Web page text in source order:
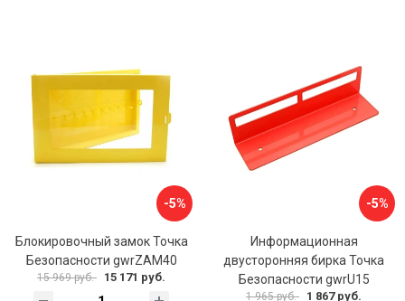
-5%
Блокировочный замок Точка
Безопасности gwrZAM40
15 969 руб. 15 171 руб.
-5%
Информационная
двусторонняя бирка Точка
Безопасности gwrU15
1 965 руб. 1 867 руб.